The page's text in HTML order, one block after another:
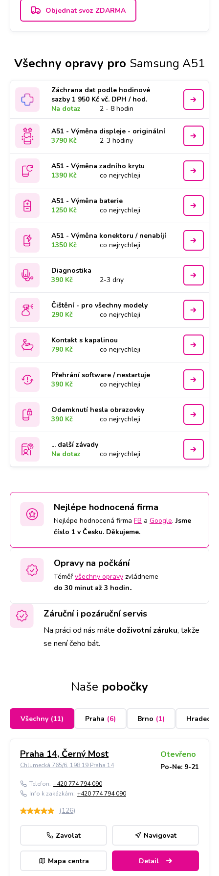
Objednat svoz ZDARMA
Všechny opravy pro Samsung A51
Záchrana dat podle hodinové
sazby 1 950 Kč vč. DPH / hod.
Na dotaz
2 - 8 hodin
A51 - Výměna displeje - originální
3790 Kč
2-3 hodiny
A51 - Výměna zadního krytu
1390 Kč
co nejrychleji
A51 - Výměna baterie
1250 Kč
co nejrychleji
A51 - Výměna konektoru / nenabíjí
1350 Kč
co nejrychleji
Diagnostika
390 Kč
2-3 dny
Čištění - pro všechny modely
290 Kč
co nejrychleji
Kontakt s kapalinou
790 Kč
co nejrychleji
Přehrání software / nestartuje
390 Kč
co nejrychleji
Odemknutí hesla obrazovky
390 Kč
co nejrychleji
... další závady
Na dotaz
co nejrychleji
Nejlépe hodnocená firma
Nejlépe hodnocená firma FB a Google.Jsme
číslo 1 v Česku. Děkujeme.
Opravy na počkání
Téměř všechny opravy zvládneme
do 30 minut až 3 hodin..
Záruční i pozáruční servis
Na práci od nás máte doživotní záruku, takže
se není čeho bát.
Naše pobočky
Všechny (11) Praha (6) Brno (1) Hradec
Praha 14, Černý Most
Chlumecká 765/6, 198 19 Praha 14
Otevřeno
Po-Ne: 9-21
Telefon: +420 774 794 090
Info k zakázkám: +420 774 794 090
(126)
Zavolat Navigovat
Mapa centra Detail